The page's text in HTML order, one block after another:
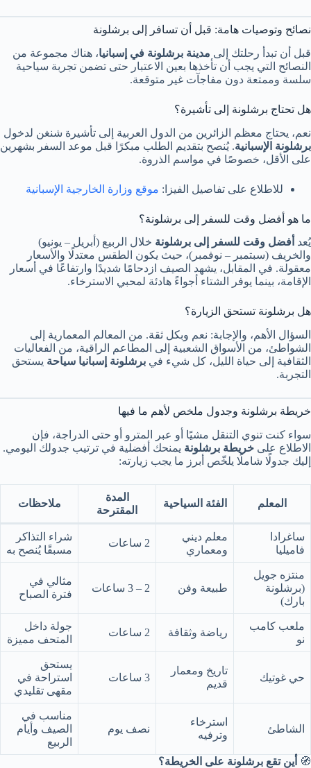
نصائح وتوصيات هامة: قبل أن تسافر إلى برشلونة
قبل أن تبدأ رحلتك إلى مدينة برشلونة في إسبانيا، هناك مجموعة من
النصائح التي يجب أن تأخذها بعين الاعتبار حتى تضمن تجربة سياحية
سلسة وممتعة دون مفاجآت غير متوقعة.
هل تحتاج برشلونة إلى تأشيرة؟
نعم، يحتاج معظم الزائرين من الدول العربية إلى تأشيرة شنغن لدخول
برشلونة الإسبانية. يُنصح بتقديم الطلب مبكرًا قبل موعد السفر بشهرين
على الأقل، خصوصًا في مواسم الذروة.
للاطلاع على تفاصيل الفيزا: موقع وزارة الخارجية الإسبانية
ما هو أفضل وقت للسفر إلى برشلونة؟
يُعد أفضل وقت للسفر إلى برشلونة خلال الربيع (أبريل – يونيو)
والخريف (سبتمبر – نوفمبر)، حيث يكون الطقس معتدلًا والأسعار
معقولة. في المقابل، يشهد الصيف ازدحامًا شديدًا وارتفاعًا في أسعار
الإقامة، بينما يوفر الشتاء أجواءً هادئة لمحبي الاسترخاء.
هل برشلونة تستحق الزيارة؟
السؤال الأهم، والإجابة: نعم وبكل ثقة. من المعالم المعمارية إلى
الشواطئ، من الأسواق الشعبية إلى المطاعم الراقية، من الفعاليات
الثقافية إلى حياة الليل، كل شيء في برشلونة إسبانيا سياحة يستحق
التجربة.
خريطة برشلونة وجدول ملخص لأهم ما فيها
سواء كنت تنوي التنقل مشيًا أو عبر المترو أو حتى الدراجة، فإن
الاطلاع على خريطة برشلونة يمنحك أفضلية في ترتيب جدولك اليومي.
إليك جدولًا شاملًا يلخّص أبرز ما يجب زيارته:
المعلم الفئة السياحية
المدة
المقترحة
ملاحظات
ساغرادا
فاميليا
معلم ديني
ومعماري
2 ساعات
شراء التذاكر
مسبقًا يُنصح به
منتزه جويل
(برشلونة
بارك)
طبيعة وفن 2 – 3 ساعات
مثالي في
فترة الصباح
ملعب كامب
نو
رياضة وثقافة 2 ساعات
جولة داخل
المتحف مميزة
حي غوتيك
تاريخ ومعمار
قديم
3 ساعات
يستحق
استراحة في
مقهى تقليدي
الشاطئ
استرخاء
وترفيه
نصف يوم
مناسب في
الصيف وأيام
الربيع
🧭 أين تقع برشلونة على الخريطة؟